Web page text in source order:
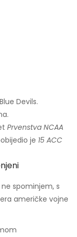
Devils.
Prvenstva NCAA
je 15 ACC
spominjem, s
američke vojne